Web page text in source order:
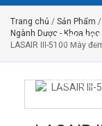
DỊCH VỤ
TIN TỨC
Trang chủ / Sản Phẩm /
Ngành Dược - Khoa
LASAIR III-5100 Máy